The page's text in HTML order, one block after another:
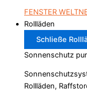
FENSTER
Rollläden
Schließe
Sonnenschutz pur
Rollläden,